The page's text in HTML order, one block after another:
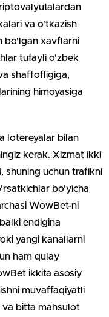
va o'tkazish
bo'lgan xavflarni
tufayli o'zbek
shaffofligiga,
himoyasiga
lotereyalar bilan
kerak. Xizmat ikki
shuning uchun trafikni
bo'yicha
WowBet-ni
endigina
yangi kanallarni
ham qulay
ikkita asosiy
muvaffaqiyatli
va bitta mahsulot